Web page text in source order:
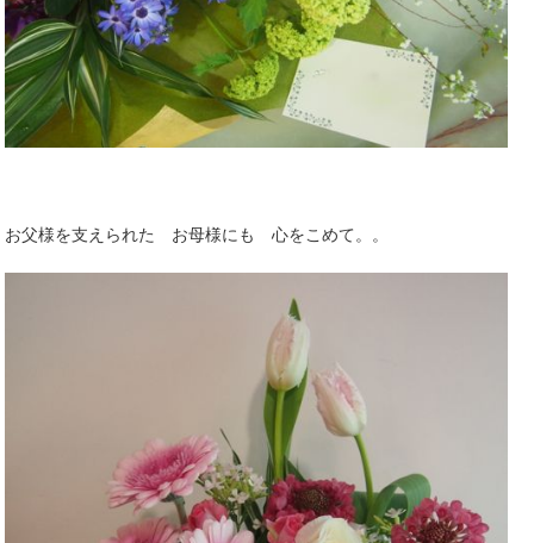
お父様を支えられた お母様にも 心をこめて。。